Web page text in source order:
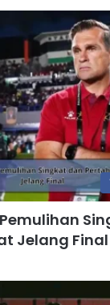
Jelang Final